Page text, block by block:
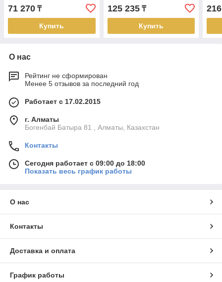
71 270 ₸
Купить
125 235₸
Купить
О нас
Рейтинг не сформирован
Менее 5 отзывов за последний год
Работает с 17.02.2015
г. Алматы
Богенбай Батыра 81 , Алматы, Казахстан
Контакты
Сегодня работает с 09:00 до 18:00
Показать весь график работы
О нас
Контакты
Доставка и оплата
График работы